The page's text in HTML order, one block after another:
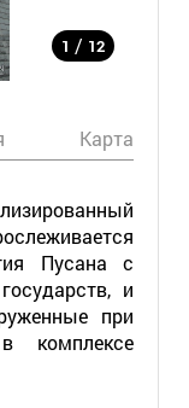
1 / 12
Карта
Пусана с
и
при
комплексе